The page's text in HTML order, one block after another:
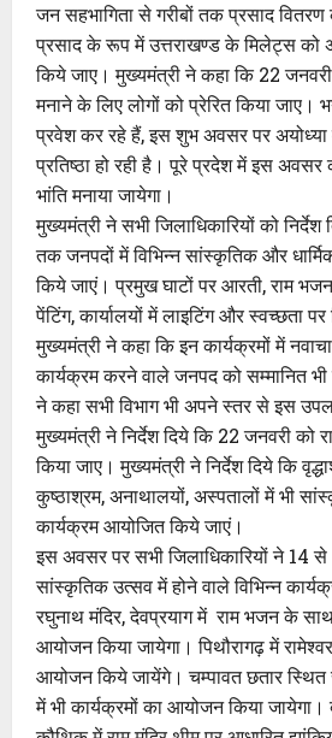
जन सहभागिता से गरीबों तक प्रसाद वितरण
प्रसाद के रूप में उत्तराखण्ड के मिलेट्स को
किये जाए। मुख्यमंत्री ने कहा कि 22 जनवरी
मनाने के लिए लोगों को प्रेरित किया जाए।
प्रवेश कर रहे हैं, इस शुभ अवसर पर अयोध्या
प्रतिष्ठा हो रही है। पूरे प्रदेश में इस
भांति मनाया जायेगा।
मुख्यमंत्री ने सभी जिलाधिकारियों को
तक जनपदों में विभिन्न सांस्कृतिक और
किये जाएं। प्रमुख घाटों पर आरती, राम
पेंटिंग, कार्यालयों में लाइटिंग और स्वच्छता पर
मुख्यमंत्री ने कहा कि इन कार्यक्रमों में
कार्यक्रम करने वाले जनपद को सम्मानित
ने कहा सभी विभाग भी अपने स्तर से इस
मुख्यमंत्री ने निर्देश दिये कि 22 जनवरी को
किया जाए। मुख्यमंत्री ने निर्देश दिये कि
कुष्ठाश्रम, अनाथालयों, अस्पतालों में भी
कार्यक्रम आयोजित किये जाएं।
इस अवसर पर सभी जिलाधिकारियों ने 14
सांस्कृतिक उत्सव में होने वाले विभिन्न
रघुनाथ मंदिर, देवप्रयाग में राम भजन के
आयोजन किया जायेगा। पिथौरागढ़ में
आयोजन किये जायेंगे। चम्पावत छतार स्थित
में भी कार्यक्रमों का आयोजन किया जायेगा।